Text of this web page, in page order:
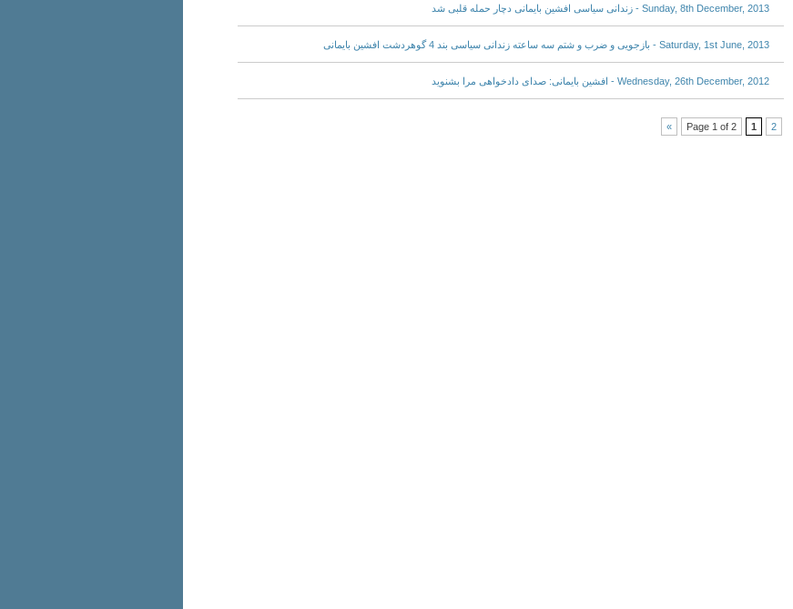
Sunday, 8th December, 2013 - زندانی سیاسی افشین بایمانی دچار حمله قلبی شد
Saturday, 1st June, 2013 - بازجویی و ضرب و شتم سه ساعته زندانی سیاسی بند 4 گوهردشت افشین بایمانی
Wednesday, 26th December, 2012 - افشین بایمانی: صدای دادخواهی مرا بشنوید
Page 1 of 2 1 2
»